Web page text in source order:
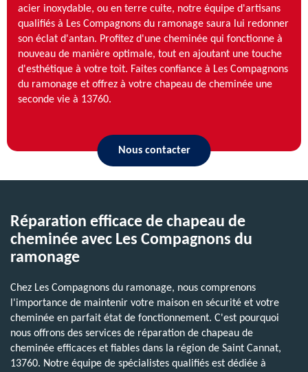
acier inoxydable, ou en terre cuite, notre équipe d'artisans
qualifiés à Les Compagnons du ramonage saura lui redonner
son éclat d'antan. Profitez d'une cheminée qui fonctionne à
nouveau de manière optimale, tout en ajoutant une touche
d'esthétique à votre toit. Faites confiance à Les Compagnons
du ramonage et offrez à votre chapeau de cheminée une
seconde vie à 13760.
Nous contacter
Réparation efficace de chapeau de
cheminée avec Les Compagnons du
ramonage
Chez Les Compagnons du ramonage, nous comprenons
l'importance de maintenir votre maison en sécurité et votre
cheminée en parfait état de fonctionnement. C'est pourquoi
nous offrons des services de réparation de chapeau de
cheminée efficaces et fiables dans la région de Saint Cannat,
13760. Notre équipe de spécialistes qualifiés est dédiée à